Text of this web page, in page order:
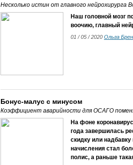
Несколько истин от главного нейрохирурга
Наш головной мозг
воочию, главный
01 / 05 / 2020 Ольга
Бонус-малус с минусом
Коэффициент аварийности для ОСАГО
На фоне
года завершилась
скидку или
начисления стал
полис, а раньше